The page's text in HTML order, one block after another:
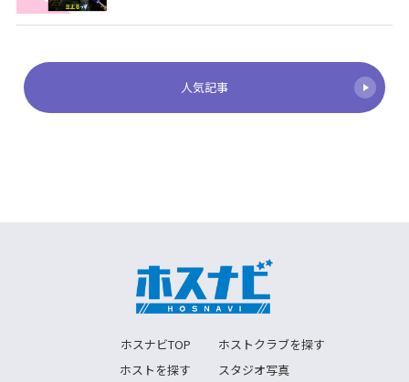
人気記事
ホスナビTOP
ホストクラブを探す
ホストを探す
スタジオ写真